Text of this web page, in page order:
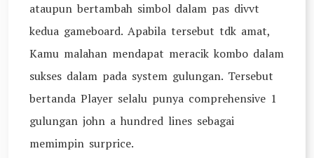
ataupun bertambah simbol dalam pas divvt
kedua gameboard. Apabila tersebut tdk amat,
Kamu malahan mendapat meracik kombo dalam
sukses dalam pada system gulungan. Tersebut
bertanda Player selalu punya comprehensive 1
gulungan john a hundred lines sebagai
memimpin surprice.